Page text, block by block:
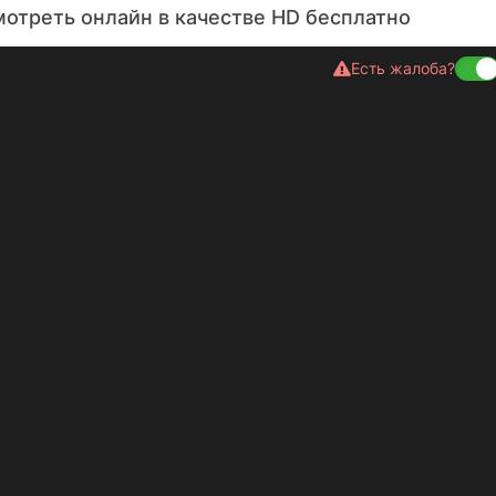
онлайн в качестве HD бесплатно
Есть жалоба?